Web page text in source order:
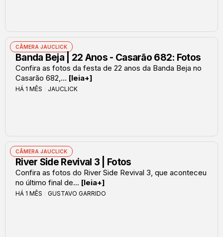
CÂMERA JAUCLICK
Banda Beja | 22 Anos - Casarão 682: Fotos
Confira as fotos da festa de 22 anos da Banda Beja no
Casarão 682,... [leia+]
HÁ 1 MÊS JAUCLICK
CÂMERA JAUCLICK
River Side Revival 3 | Fotos
Confira as fotos do River Side Revival 3, que aconteceu
no último final de... [leia+]
HÁ 1 MÊS GUSTAVO GARRIDO